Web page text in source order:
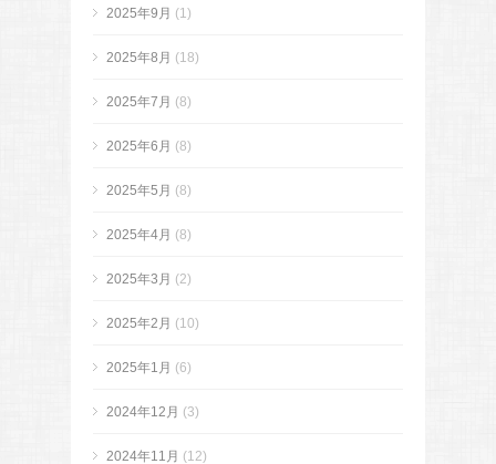
2025年9月 (1)
2025年8月 (18)
2025年7月 (8)
2025年6月 (8)
2025年5月 (8)
2025年4月 (8)
2025年3月 (2)
2025年2月 (10)
2025年1月 (6)
2024年12月 (3)
2024年11月 (12)